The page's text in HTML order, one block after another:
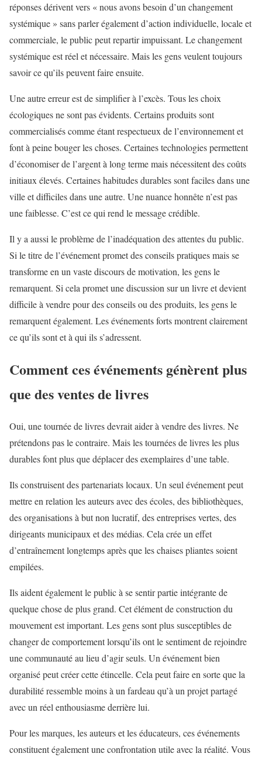
réponses dérivent vers « nous avons besoin d’un changement
systémique » sans parler également d’action individuelle, locale et
commerciale, le public peut repartir impuissant. Le changement
systémique est réel et nécessaire. Mais les gens veulent toujours
savoir ce qu’ils peuvent faire ensuite.
Une autre erreur est de simplifier à l’excès. Tous les choix
écologiques ne sont pas évidents. Certains produits sont
commercialisés comme étant respectueux de l’environnement et
font à peine bouger les choses. Certaines technologies permettent
d’économiser de l’argent à long terme mais nécessitent des coûts
initiaux élevés. Certaines habitudes durables sont faciles dans une
ville et difficiles dans une autre. Une nuance honnête n’est pas
une faiblesse. C’est ce qui rend le message crédible.
Il y a aussi le problème de l’inadéquation des attentes du public.
Si le titre de l’événement promet des conseils pratiques mais se
transforme en un vaste discours de motivation, les gens le
remarquent. Si cela promet une discussion sur un livre et devient
difficile à vendre pour des conseils ou des produits, les gens le
remarquent également. Les événements forts montrent clairement
ce qu’ils sont et à qui ils s’adressent.
Comment ces événements génèrent plus
que des ventes de livres
Oui, une tournée de livres devrait aider à vendre des livres. Ne
prétendons pas le contraire. Mais les tournées de livres les plus
durables font plus que déplacer des exemplaires d’une table.
Ils construisent des partenariats locaux. Un seul événement peut
mettre en relation les auteurs avec des écoles, des bibliothèques,
des organisations à but non lucratif, des entreprises vertes, des
dirigeants municipaux et des médias. Cela crée un effet
d’entraînement longtemps après que les chaises pliantes soient
empilées.
Ils aident également le public à se sentir partie intégrante de
quelque chose de plus grand. Cet élément de construction du
mouvement est important. Les gens sont plus susceptibles de
changer de comportement lorsqu’ils ont le sentiment de rejoindre
une communauté au lieu d’agir seuls. Un événement bien
organisé peut créer cette étincelle. Cela peut faire en sorte que la
durabilité ressemble moins à un fardeau qu’à un projet partagé
avec un réel enthousiasme derrière lui.
Pour les marques, les auteurs et les éducateurs, ces événements
constituent également une confrontation utile avec la réalité. Vous